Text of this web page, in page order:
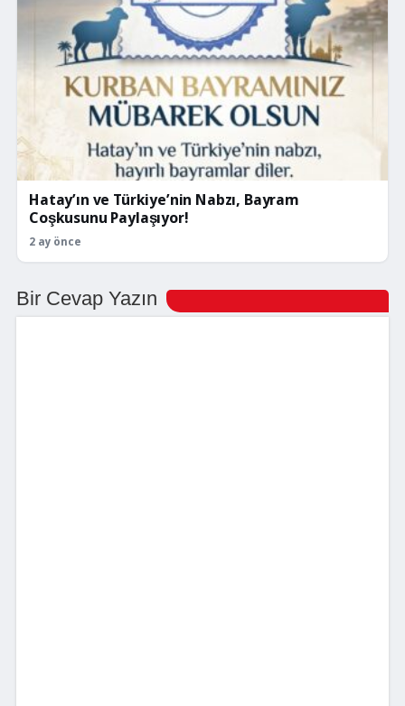
Hatay’ın ve Türkiye’nin Nabzı, Bayram
Coşkusunu Paylaşıyor!
2 ay önce
Bir Cevap Yazın